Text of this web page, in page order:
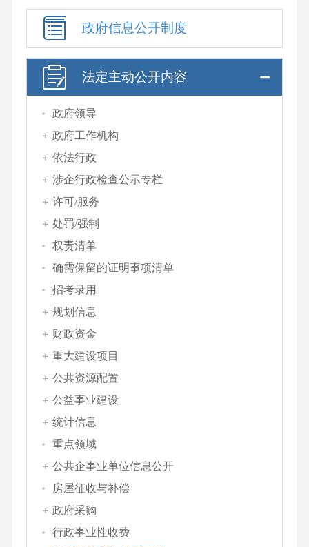
政府信息公开制度
法定主动公开内容
政府领导
政府工作机构
依法行政
涉企行政检查公示专栏
许可/服务
处罚/强制
权责清单
确需保留的证明事项清单
招考录用
规划信息
财政资金
重大建设项目
公共资源配置
公益事业建设
统计信息
重点领域
公共企事业单位信息公开
房屋征收与补偿
政府采购
行政事业性收费